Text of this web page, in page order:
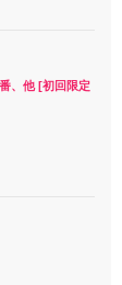
、他 [初回限定